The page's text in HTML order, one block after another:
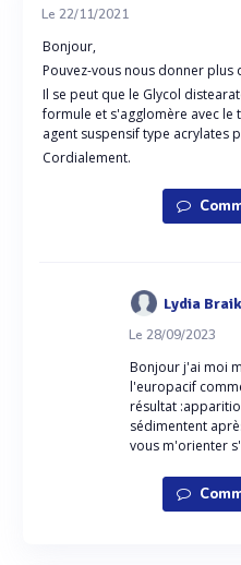
Le 22/11/2021
Bonjour,
Pouvez-vous nous donner plus
Il se peut que le Glycol
formule et s'agglomère avec le
agent suspensif type acrylates
Cordialement.
Lydia Braik
Le 28/09/2023
Bonjour j'ai moi
l'europacif
résultat
sédimentent
vous m'orienter